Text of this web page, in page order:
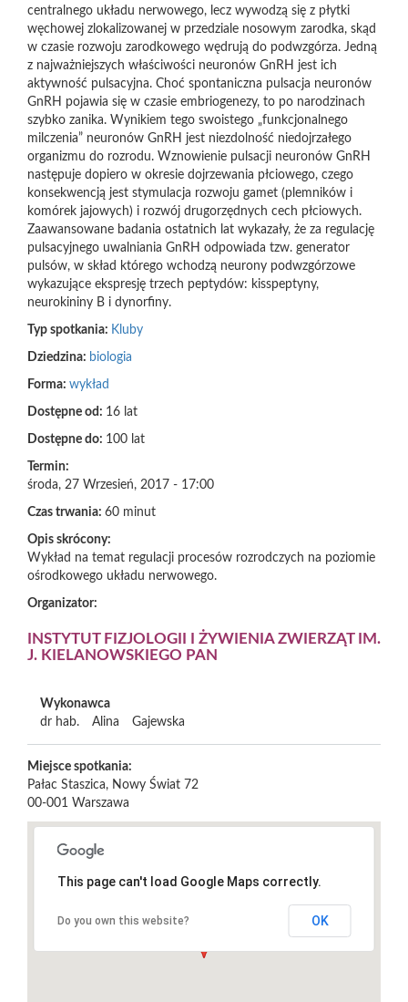
centralnego układu nerwowego, lecz wywodzą się z płytki
węchowej zlokalizowanej w przedziale nosowym zarodka, skąd
w czasie rozwoju zarodkowego wędrują do podwzgórza. Jedną
z najważniejszych właściwości neuronów GnRH jest ich
aktywność pulsacyjna. Choć spontaniczna pulsacja neuronów
GnRH pojawia się w czasie embriogenezy, to po narodzinach
szybko zanika. Wynikiem tego swoistego „funkcjonalnego
milczenia” neuronów GnRH jest niezdolność niedojrzałego
organizmu do rozrodu. Wznowienie pulsacji neuronów GnRH
następuje dopiero w okresie dojrzewania płciowego, czego
konsekwencją jest stymulacja rozwoju gamet (plemników i
komórek jajowych) i rozwój drugorzędnych cech płciowych.
Zaawansowane badania ostatnich lat wykazały, że za regulację
pulsacyjnego uwalniania GnRH odpowiada tzw. generator
pulsów, w skład którego wchodzą neurony podwzgórzowe
wykazujące ekspresję trzech peptydów: kisspeptyny,
neurokininy B i dynorfiny.
Typ spotkania: Kluby
Dziedzina: biologia
Forma: wykład
Dostępne od: 16 lat
Dostępne do: 100 lat
Termin:
środa, 27 Wrzesień, 2017 - 17:00
Czas trwania: 60 minut
Opis skrócony:
Wykład na temat regulacji procesów rozrodczych na poziomie
ośrodkowego układu nerwowego.
Organizator:
INSTYTUT FIZJOLOGII I ŻYWIENIA ZWIERZĄT IM.
J. KIELANOWSKIEGO PAN
Wykonawca
dr hab.
Alina Gajewska
Miejsce spotkania:
Pałac Staszica, Nowy Świat 72
00-001 Warszawa
This page can't load Google Maps correctly.
Do you own this website? OK